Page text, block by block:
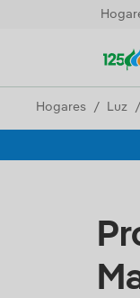
Hogares Luz